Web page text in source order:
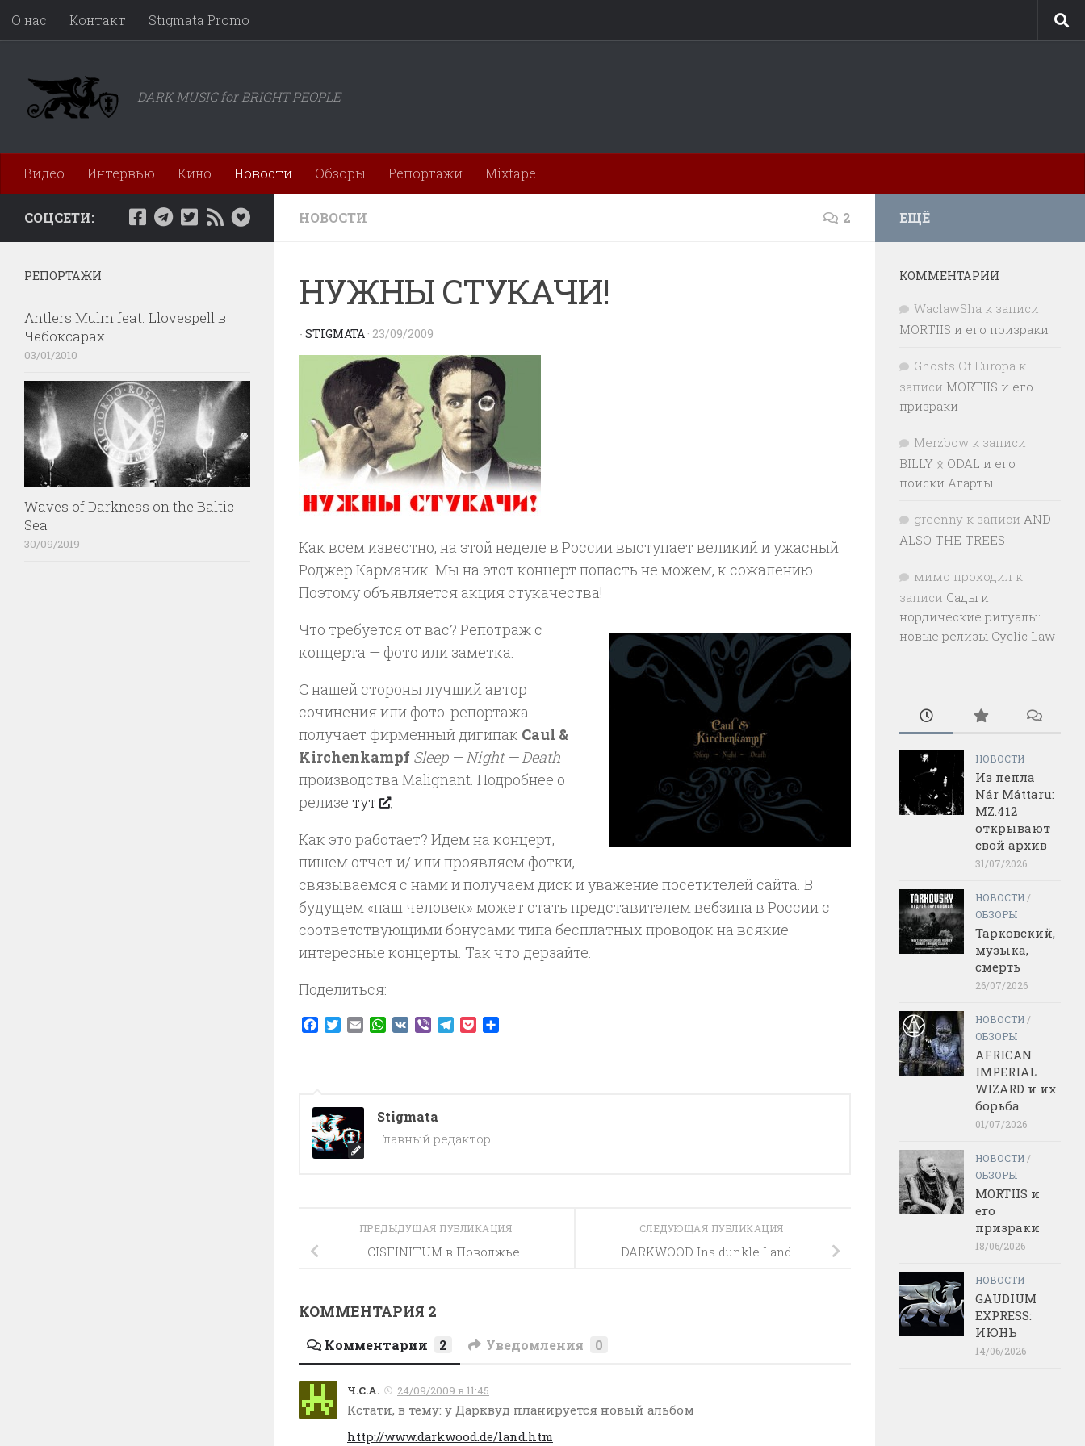
Перейти к содержимому
О нас Контакт Stigmata Promo
DARK MUSIC for BRIGHT PEOPLE
Видео Интервью Кино Новости Обзоры Репортажи Mixtape
НОВОСТИ 2
НУЖНЫ СТУКАЧИ!
- STIGMATA · 23/09/2009
Как всем известно, на этой неделе в России выступает великий и ужасный
Роджер Карманик. Мы на этот концерт попасть не можем, к сожалению.
Поэтому объявляется акция стукачества!
Что требуется от вас? Репотраж с
концерта — фото или заметка.
С нашей стороны лучший автор
сочинения или фото-репортажа
получает фирменный дигипак Caul &
Kirchenkampf Sleep — Night — Death
производства Malignant. Подробнее о
релизе тут
.
Как это работает? Идем на концерт,
пишем отчет и/ или проявляем фотки,
связываемся с нами и получаем диск и уважение посетителей сайта. В
будущем «наш человек» может стать представителем вебзина в России с
соответствующими бонусами типа бесплатных проводок на всякие
интересные концерты. Так что дерзайте.
Поделиться:
Facebook
TwitterEmailWhatsApp
VK ViberTelegram
Pocket
Stigmata
Главный редактор
СЛЕДУЮЩАЯ ПУБЛИКАЦИЯ
DARKWOOD Ins dunkle Land
ПРЕДЫДУЩАЯ ПУБЛИКАЦИЯ
CISFINITUM в Поволжье
КОММЕНТАРИЯ 2
Комментарии 2 Уведомления 0
Ч.С.А. 24/09/2009 в 11:45
Кстати, в тему: у Дарквуд планируется новый альбом
http://www.darkwood.de/land.htm
СОЦСЕТИ:
РЕПОРТАЖИ
Antlers Mulm feat. Llovespell в
Чебоксарах
03/01/2010
Waves of Darkness on the Baltic
Sea
30/09/2019
ЕЩЁ
КОММЕНТАРИИ
WaclawSha к записи
MORTIIS и его призраки
Ghosts Of Europa к
записи MORTIIS и его
призраки
Merzbow к записи
BILLY ᛟ ODAL и его
поиски Агарты
greenny к записи AND
ALSO THE TREES
мимо проходил к
записи Сады и
нордические ритуалы:
новые релизы Cyclic Law
НОВОСТИ
Из пепла
Nár Máttaru:
MZ.412
открывают
свой архив
31/07/2026
НОВОСТИ /
ОБЗОРЫ
Тарковский,
музыка,
смерть
26/07/2026
НОВОСТИ /
ОБЗОРЫ
AFRICAN
IMPERIAL
WIZARD и их
борьба
01/07/2026
НОВОСТИ /
ОБЗОРЫ
MORTIIS и
его
призраки
18/06/2026
НОВОСТИ
GAUDIUM
EXPRESS:
ИЮНЬ
14/06/2026